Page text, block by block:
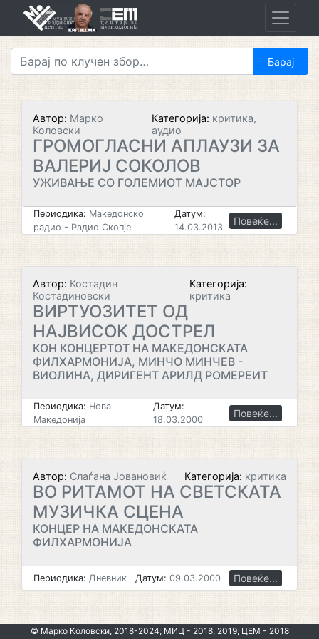
Автор: Марко
Коловски
Категорија: критика,
аудио
ГРОМОГЛАСНИ АПЛАУЗИ ЗА
ВАЛЕРИЈ СОКОЛОВ
УЖИВАЊЕ СО ГОЛЕМИОТ МАЈСТОР
Периодика: Македонско
радио - Радио Скопје
Датум:
14.03.2013
Повеќе...
Автор: Костадин
Костадиновски
Категорија:
критика
ВИРТУОЗИТЕТ ОД
НАЈВИСОК ДОСТРЕЛ
КОН КОНЦЕРТОТ НА МАКЕДОНСКАТА
ФИЛХАРМОНИЈА, МИНЧО МИНЧЕВ -
ВИОЛИНА, ДИРИГЕНТ АРИЛД РОМЕРЕИТ
Периодика: Нова
Македонија
Датум:
18.03.2000
Повеќе...
Автор: Слаѓана Јовановиќ Категорија: критика
ВО РИТАМОТ НА СВЕТСКАТА
МУЗИЧКА СЦЕНА
КОНЦЕР НА МАКЕДОНСКАТА
ФИЛХАРМОНИЈА
Периодика: Дневник Датум: 09.03.2000 Повеќе...
© Марко Коловски, 2018-2024; МИЦ - 2018, 2019; ЦЕМ - 2018